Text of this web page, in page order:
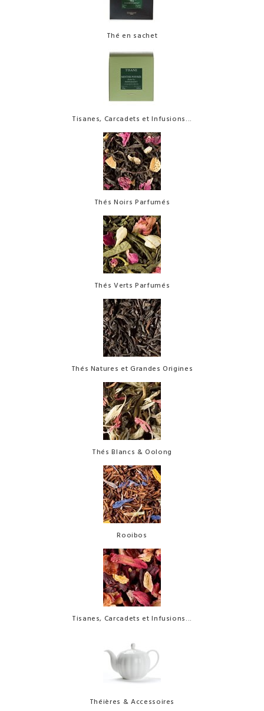
Thé en sachet
Tisanes, Carcadets et Infusions...
Thés Noirs Parfumés
Thés Verts Parfumés
Thés Natures et Grandes Origines
Thés Blancs & Oolong
Rooibos
Tisanes, Carcadets et Infusions...
Théières & Accessoires